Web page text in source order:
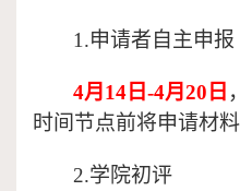
1 .申请者自主申报
4月 14 日-4月20 日
时间节点前将申请材
2.学院初评